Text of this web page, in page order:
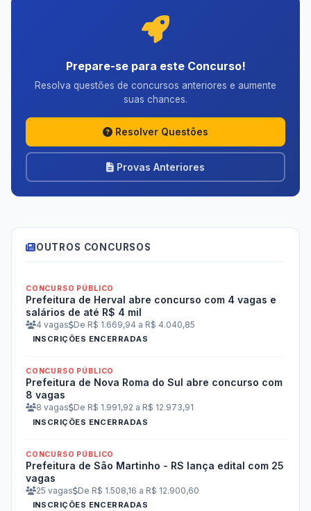
Prepare-se para este Concurso!
Resolva questões de concursos anteriores e aumente
suas chances.
Resolver Questões
Provas Anteriores
OUTROS CONCURSOS
CONCURSO PÚBLICO
Prefeitura de Herval abre concurso com 4 vagas e
salários de até R$ 4 mil
4 vagas De R$ 1.669,94 a R$ 4.040,85
INSCRIÇÕES ENCERRADAS
CONCURSO PÚBLICO
Prefeitura de Nova Roma do Sul abre concurso com
8 vagas
8 vagas De R$ 1.991,92 a R$ 12.973,91
INSCRIÇÕES ENCERRADAS
CONCURSO PÚBLICO
Prefeitura de São Martinho - RS lança edital com 25
vagas
25 vagas De R$ 1.508,16 a R$ 12.900,60
INSCRIÇÕES ENCERRADAS